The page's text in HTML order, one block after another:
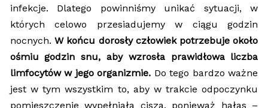
infekcje. Dlatego powinniśmy unikać sytuacji, w
których celowo przesiadujemy w ciągu godzin
nocnych. W końcu dorosły człowiek potrzebuje około
ośmiu godzin snu, aby wzrosła prawidłowa liczba
limfocytów w jego organizmie. Do tego bardzo ważne
jest w tym wszystkim to, aby w trakcie odpoczynku
pomieszczenie wypełniała cisza, ponieważ hałas –